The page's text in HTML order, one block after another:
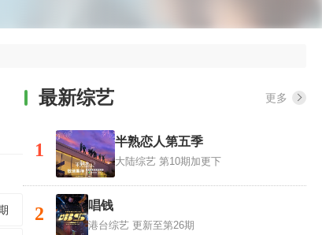
最新综艺 更多
1 半熟恋人第五季
大陆综艺 第10期加更下
2 唱钱
港台综艺 更新至第26期